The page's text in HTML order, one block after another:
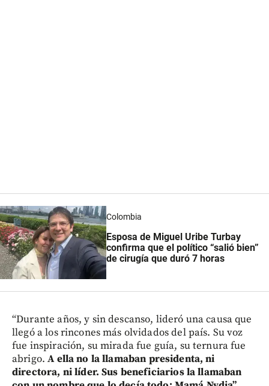
Colombia
Esposa de Miguel Uribe Turbay
confirma que el político “salió bien”
de cirugía que duró 7 horas
“Durante años, y sin descanso, lideró una causa que
llegó a los rincones más olvidados del país. Su voz
fue inspiración, su mirada fue guía, su ternura fue
abrigo.A ella no la llamaban presidenta, ni
directora, ni líder. Sus beneficiarios la llamaban